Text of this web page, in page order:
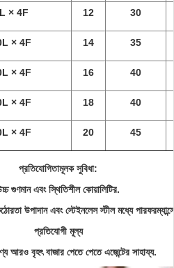
× 4F 12 30
× 4F 14 35
× 4F 16 40
× 4F 18 40
× 4F 20 45
প্রতিযোগিতামূলক সুবিধা:
গুণমান এবং স্থিতিশীল কোয়ালিটির.
উপাদান এবং স্টেইনলেস স্টীল মধ্যে
প্রতিযোগী মূল্য
আরও বৃহৎ বাজার পেতে পেতে এজেন্টের সাহায্য.